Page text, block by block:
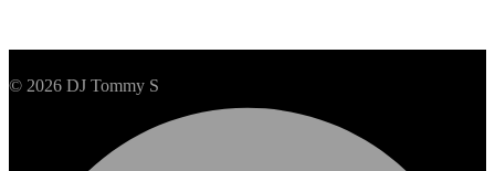
© 2026 DJ Tommy S